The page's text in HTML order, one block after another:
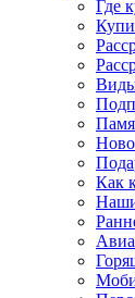
Где
Как